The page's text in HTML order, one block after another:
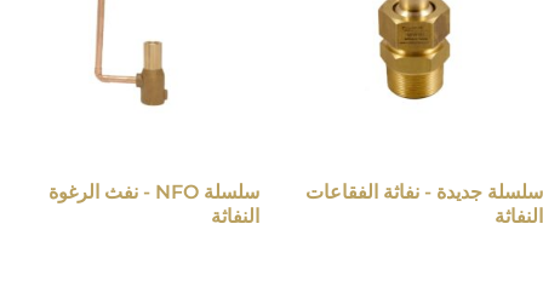
سلسلة جديدة - نفاثة الفقاعات
النفاثة
سلسلة NFO - نفث الرغوة
النفاثة